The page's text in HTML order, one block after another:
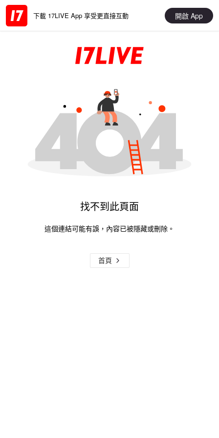
下載 17LIVE App 享受更直接互動 開啟 App
找不到此頁面
這個連結可能有誤，內容已被隱藏或刪除。
首頁